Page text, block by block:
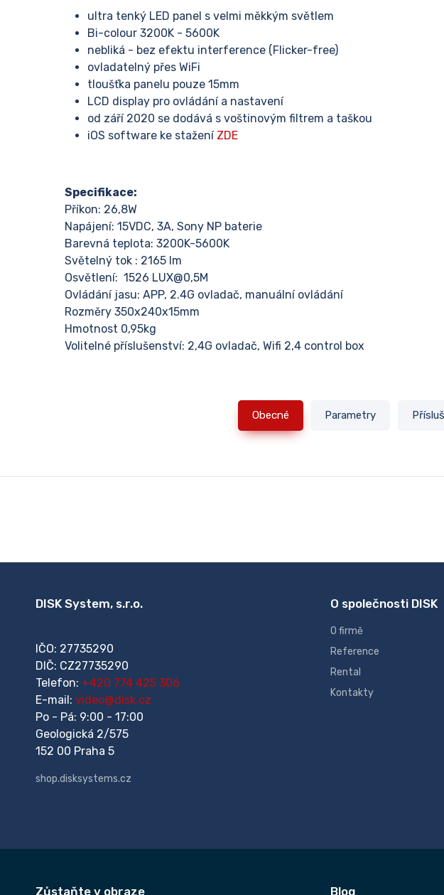
ultra tenký LED panel s velmi měkkým světlem
Bi-colour 3200K - 5600K
nebliká - bez efektu interference (Flicker-free)
ovladatelný přes WiFi
tloušťka panelu pouze 15mm
LCD display pro ovládání a nastavení
od září 2020 se dodává s voštinovým filtrem a taškou
iOS software ke stažení ZDE
Specifikace:
Příkon: 26,8W
Napájení: 15VDC, 3A, Sony NP baterie
Barevná teplota: 3200K-5600K
Světelný tok : 2165 lm
Osvětlení: 1526 LUX@0,5M
Ovládání jasu: APP, 2.4G ovladač, manuální ovládání
Rozměry 350x240x15mm
Hmotnost 0,95kg
Volitelné příslušenství: 2,4G ovladač, Wifi 2,4 control box
Obecné Parametry
DISK System, s.r.o.
IČO: 27735290
DIČ: CZ27735290
Telefon: +420 774 425 306
E-mail: video@disk.cz
Po - Pá: 9:00 - 17:00
Geologická 2/575
152 00 Praha 5
shop.disksystems.cz
O společnosti DISK
O firmě
Reference
Rental
Kontakty
Zůstaňte v obraze Blog